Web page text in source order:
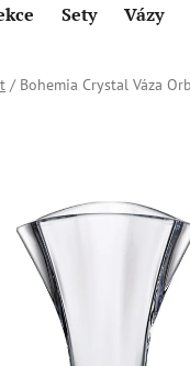
Sety Vázy
/ Bohemia Crystal Váza